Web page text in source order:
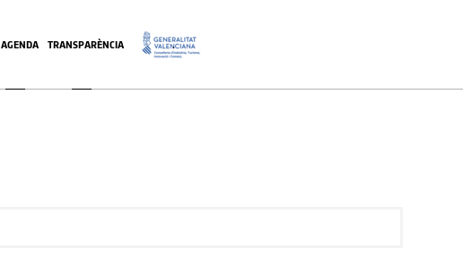
AGENDA TRANSPARÈNCIA .